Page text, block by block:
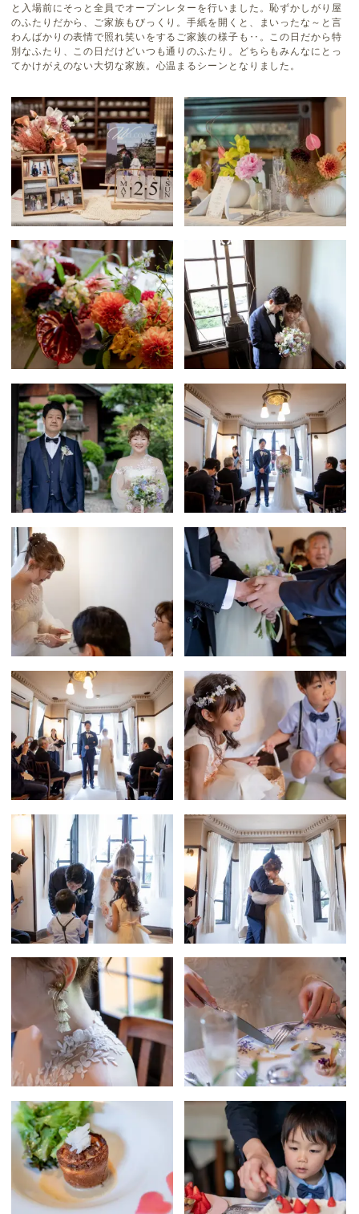
と入場前にそっと全員でオープンレターを行いました。恥ずかしがり屋
のふたりだから、ご家族もびっくり。手紙を開くと、まいったな～と言
わんばかりの表情で照れ笑いをするご家族の様子も‥。この日だから特
別なふたり、この日だけどいつも通りのふたり。どちらもみんなにとっ
てかけがえのない大切な家族。心温まるシーンとなりました。